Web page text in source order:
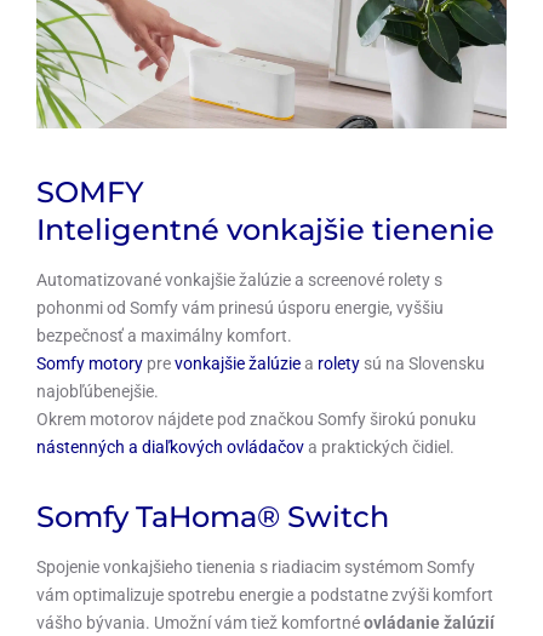
SOMFY
Inteligentné vonkajšie tienenie
Automatizované vonkajšie žalúzie a screenové rolety s
pohonmi od Somfy vám prinesú úsporu energie, vyššiu
bezpečnosť a maximálny komfort.
Somfy motory prevonkajšie žalúziea rolety sú na Slovensku
najobľúbenejšie.
Okrem motorov nájdete pod značkou Somfy širokú ponuku
nástenných a diaľkových ovládačova praktických čidiel.
Somfy TaHoma® Switch
Spojenie vonkajšieho tienenia s riadiacim systémom Somfy
vám optimalizuje spotrebu energie a podstatne zvýši komfort
vášho bývania. Umožní vám tiež komfortnéovládanie žalúzií